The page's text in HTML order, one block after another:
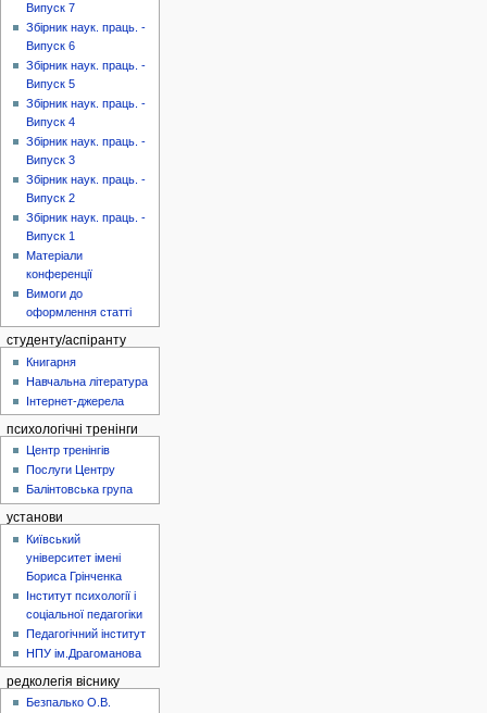
Випуск 7
Збірник наук. праць. -
Випуск 6
Збірник наук. праць. -
Випуск 5
Збірник наук. праць. -
Випуск 4
Збірник наук. праць. -
Випуск 3
Збірник наук. праць. -
Випуск 2
Збірник наук. праць. -
Випуск 1
Матеріали
конференції
Вимоги до
оформлення статті
студенту/аспіранту
Книгарня
Навчальна література
Інтернет-джерела
психологічні тренінги
Центр тренінгів
Послуги Центру
Балінтовська група
установи
Київський
університет імені
Бориса Грінченка
Інститут психології і
соціальної педагогіки
Педагогічний інститут
НПУ ім.Драгоманова
редколегія віснику
Безпалько О.В.